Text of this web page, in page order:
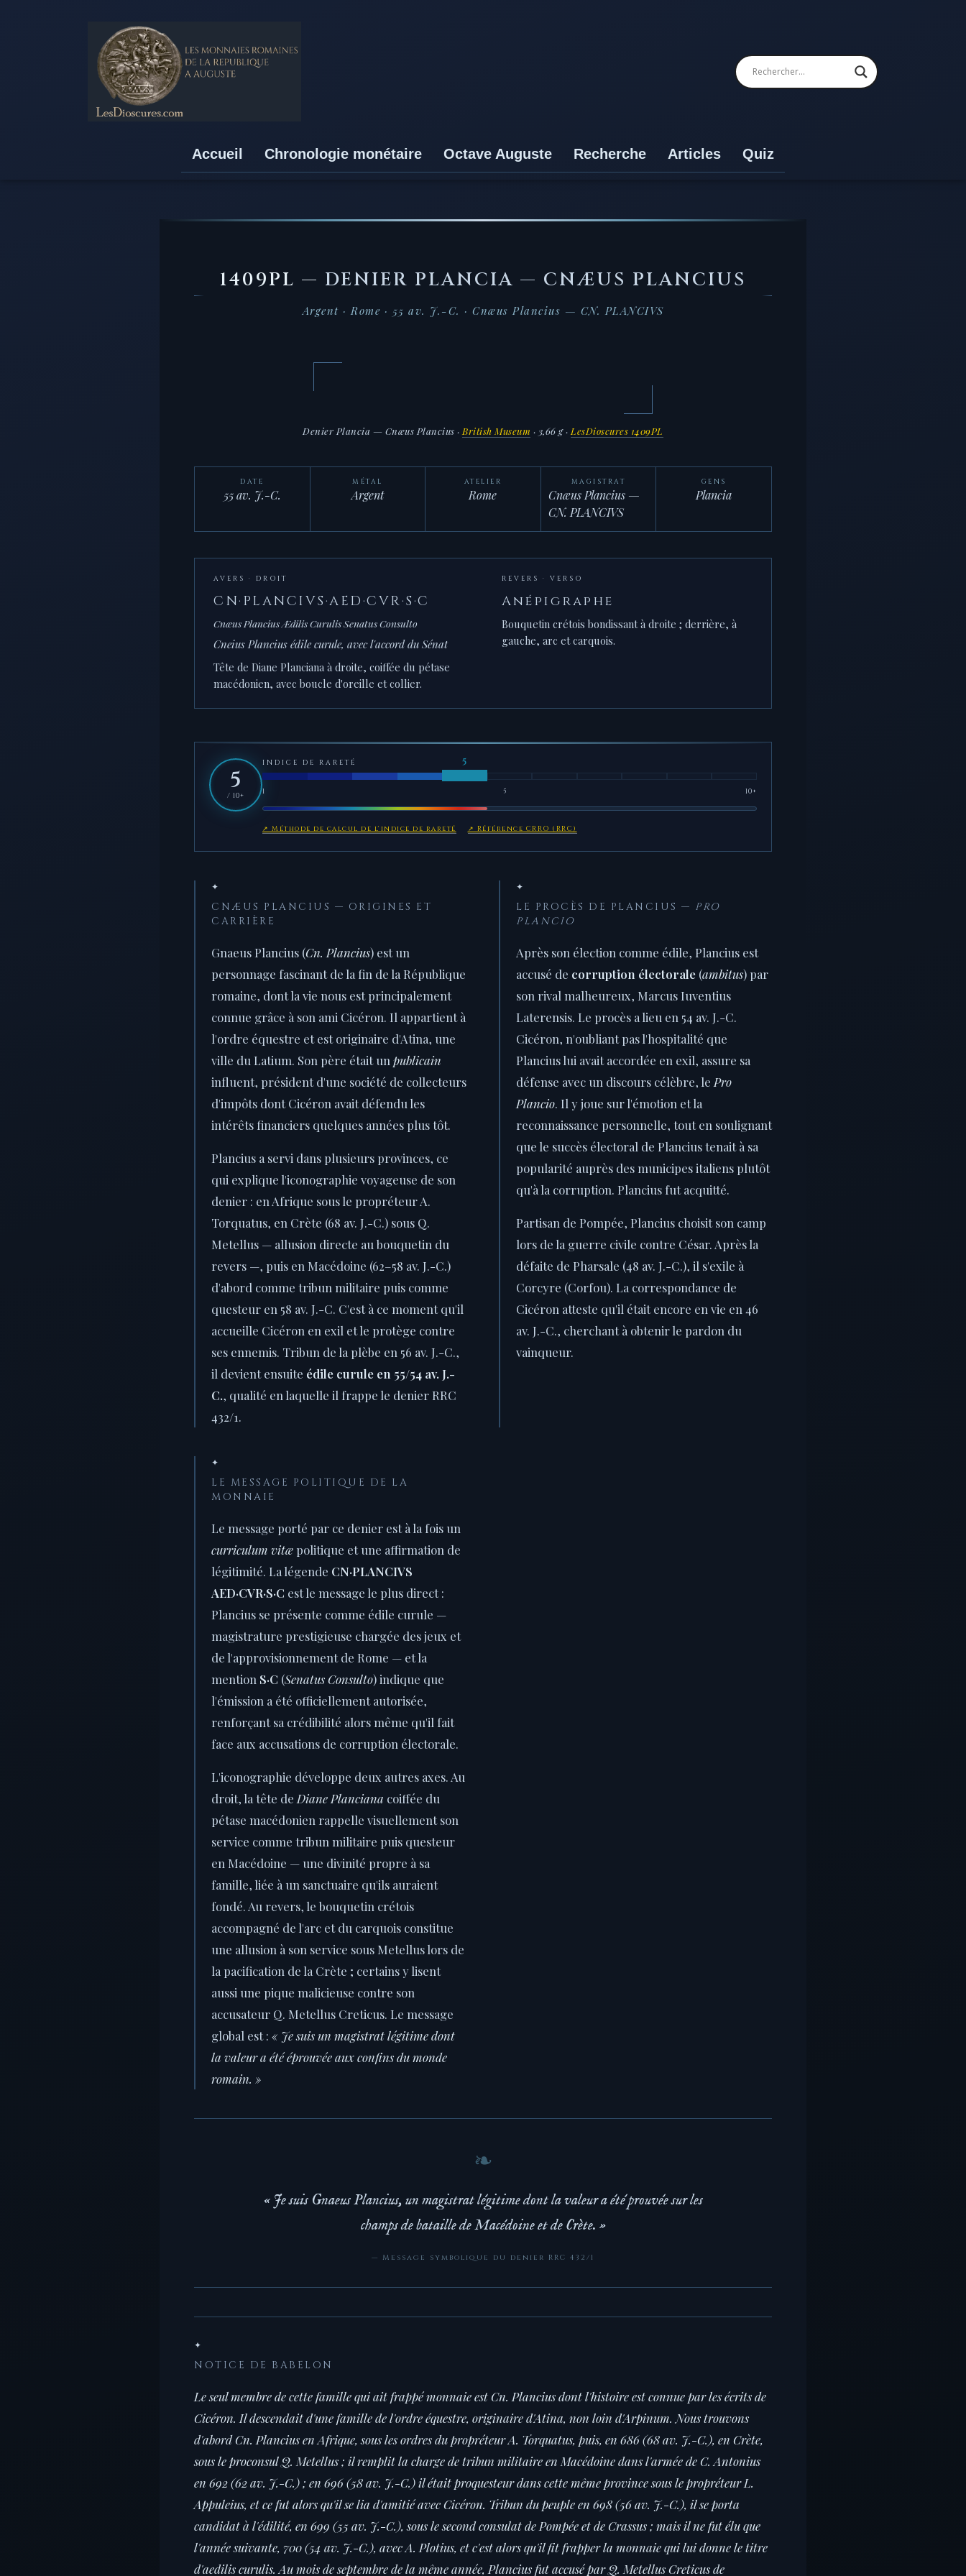
Accueil Chronologie monétaire Octave Auguste Recherche Articles Quiz
1409PL — DENIER PLANCIA — CNÆUS PLANCIUS
Argent · Rome · 55 av. J.-C. · Cnæus Plancius — CN. PLANCIVS
Denier Plancia — Cnæus Plancius · British Museum · 3,66 g · LesDioscures 1409PL
DATE
55 av. J.-C.
MÉTAL
Argent
ATELIER
Rome
MAGISTRAT
Cnæus Plancius —
CN. PLANCIVS
GENS
Plancia
AVERS · DROIT
CN·PLANCIVS·AED·CVR·S·C
Cnæus Plancius Ædilis Curulis Senatus Consulto
Cneius Plancius édile curule, avec l'accord du Sénat
Tête de Diane Planciana à droite, coiffée du pétase
macédonien, avec boucle d'oreille et collier.
REVERS · VERSO
Anépigraphe
Bouquetin crétois bondissant à droite ; derrière, à
gauche, arc et carquois.
5
/ 10+
INDICE DE RARETÉ
1 5 10+
↗ Méthode de calcul de l'indice de rareté ↗ Référence CRRO (RRC)
✦
CNÆUS PLANCIUS — ORIGINES ET
CARRIÈRE
Gnaeus Plancius (Cn. Plancius) est un
personnage fascinant de la fin de la République
romaine, dont la vie nous est principalement
connue grâce à son ami Cicéron. Il appartient à
l'ordre équestre et est originaire d'Atina, une
ville du Latium. Son père était un publicain
influent, président d'une société de collecteurs
d'impôts dont Cicéron avait défendu les
intérêts financiers quelques années plus tôt.
Plancius a servi dans plusieurs provinces, ce
qui explique l'iconographie voyageuse de son
denier : en Afrique sous le propréteur A.
Torquatus, en Crète (68 av. J.-C.) sous Q.
Metellus — allusion directe au bouquetin du
revers —, puis en Macédoine (62–58 av. J.-C.)
d'abord comme tribun militaire puis comme
questeur en 58 av. J.-C. C'est à ce moment qu'il
accueille Cicéron en exil et le protège contre
ses ennemis. Tribun de la plèbe en 56 av. J.-C.,
il devient ensuite édile curule en 55/54 av. J.-
C., qualité en laquelle il frappe le denier RRC
432/1.
✦
LE PROCÈS DE PLANCIUS — PRO
PLANCIO
Après son élection comme édile, Plancius est
accusé de corruption électorale (ambitus) par
son rival malheureux, Marcus Iuventius
Laterensis. Le procès a lieu en 54 av. J.-C.
Cicéron, n'oubliant pas l'hospitalité que
Plancius lui avait accordée en exil, assure sa
défense avec un discours célèbre, le Pro
Plancio. Il y joue sur l'émotion et la
reconnaissance personnelle, tout en soulignant
que le succès électoral de Plancius tenait à sa
popularité auprès des municipes italiens plutôt
qu'à la corruption. Plancius fut acquitté.
Partisan de Pompée, Plancius choisit son camp
lors de la guerre civile contre César. Après la
défaite de Pharsale (48 av. J.-C.), il s'exile à
Corcyre (Corfou). La correspondance de
Cicéron atteste qu'il était encore en vie en 46
av. J.-C., cherchant à obtenir le pardon du
vainqueur.
✦
LE MESSAGE POLITIQUE DE LA
MONNAIE
Le message porté par ce denier est à la fois un
curriculum vitæ politique et une affirmation de
légitimité. La légende CN·PLANCIVS
AED·CVR·S·C est le message le plus direct :
Plancius se présente comme édile curule —
magistrature prestigieuse chargée des jeux et
de l'approvisionnement de Rome — et la
mention S·C (Senatus Consulto) indique que
l'émission a été officiellement autorisée,
renforçant sa crédibilité alors même qu'il fait
face aux accusations de corruption électorale.
L'iconographie développe deux autres axes. Au
droit, la tête de Diane Planciana coiffée du
pétase macédonien rappelle visuellement son
service comme tribun militaire puis questeur
en Macédoine — une divinité propre à sa
famille, liée à un sanctuaire qu'ils auraient
fondé. Au revers, le bouquetin crétois
accompagné de l'arc et du carquois constitue
une allusion à son service sous Metellus lors de
la pacification de la Crète ; certains y lisent
aussi une pique malicieuse contre son
accusateur Q. Metellus Creticus. Le message
global est : « Je suis un magistrat légitime dont
la valeur a été éprouvée aux confins du monde
romain. »
« Je suis Gnaeus Plancius, un magistrat légitime dont la valeur a été prouvée sur les
champs de bataille de Macédoine et de Crète. »
— Message symbolique du denier RRC 432/1
✦
NOTICE DE BABELON
Le seul membre de cette famille qui ait frappé monnaie est Cn. Plancius dont l'histoire est connue par les écrits de
Cicéron. Il descendait d'une famille de l'ordre équestre, originaire d'Atina, non loin d'Arpinum. Nous trouvons
d'abord Cn. Plancius en Afrique, sous les ordres du propréteur A. Torquatus, puis, en 686 (68 av. J.-C.), en Crète,
sous le proconsul Q. Metellus ; il remplit la charge de tribun militaire en Macédoine dans l'armée de C. Antonius
en 692 (62 av. J.-C.) ; en 696 (58 av. J.-C.) il était proquesteur dans cette même province sous le propréteur L.
Appuleius, et ce fut alors qu'il se lia d'amitié avec Cicéron. Tribun du peuple en 698 (56 av. J.-C.), il se porta
candidat à l'édilité, en 699 (55 av. J.-C.), sous le second consulat de Pompée et de Crassus ; mais il ne fut élu que
l'année suivante, 700 (54 av. J.-C.), avec A. Plotius, et c'est alors qu'il fit frapper la monnaie qui lui donne le titre
d'aedilis curulis. Au mois de septembre de la même année, Plancius fut accusé par Q. Metellus Creticus de